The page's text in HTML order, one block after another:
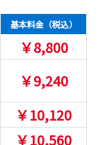
基本料金（税込）
￥8,800
￥9,240
￥10,120
￥10,560